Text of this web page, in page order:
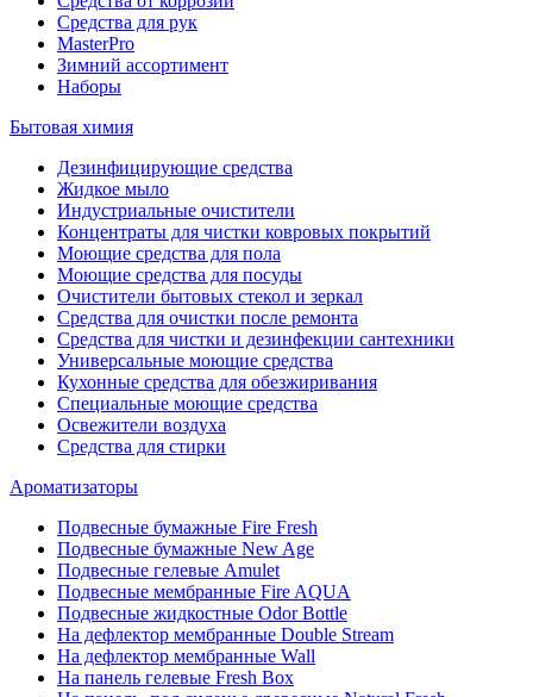
Средства для рук
MasterPro
Зимний ассортимент
Наборы
Бытовая химия
Дезинфицирующие средства
Жидкое мыло
Индустриальные очистители
Концентраты для чистки ковровых покрытий
Моющие средства для пола
Моющие средства для посуды
Очистители бытовых стекол и зеркал
Средства для очистки после ремонта
Средства для чистки и дезинфекции сантехники
Универсальные моющие средства
Кухонные средства для обезжиривания
Специальные моющие средства
Освежители воздуха
Средства для стирки
Ароматизаторы
Подвесные бумажные Fire Fresh
Подвесные бумажные New Age
Подвесные гелевые Amulet
Подвесные мембранные Fire AQUA
Подвесные жидкостные Odor Bottle
На дефлектор мембранные Double Stream
На дефлектор мембранные Wall
На панель гелевые Fresh Box